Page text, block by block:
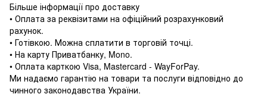
Більше інформації про доставку
• Оплата за реквізитами на офіційний розрахунковий
рахунок.
• Готівкою. Можна сплатити в торговій точці.
• На карту Приватбанку, Mono.
• Оплата карткою Visa, Mastercard - WayForPay.
Ми надаємо гарантію на товари та послуги відповідно до
чинного законодавства України.